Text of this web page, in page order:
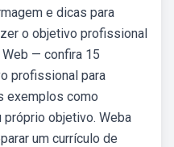
e dicas para
o objetivo profissional
— confira 15
profissional para
exemplos como
objetivo. Weba
um currículo de